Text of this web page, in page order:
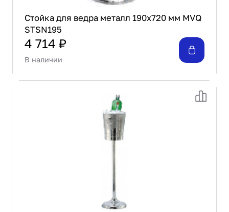
Стойка для ведра металл 190х720 мм MVQ
STSN195
4 714 ₽
В наличии